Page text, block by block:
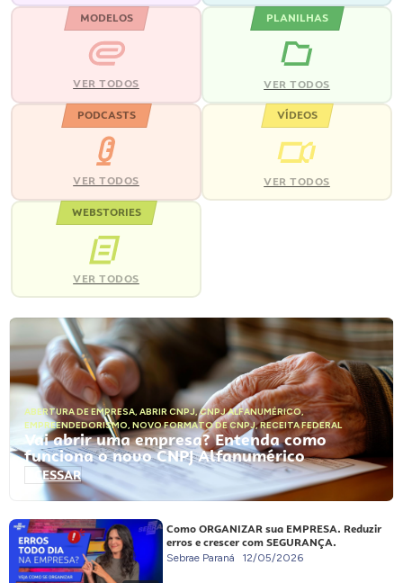
MODELOS
VER TODOS
PLANILHAS
VER TODOS
PODCASTS
VER TODOS
VÍDEOS
VER TODOS
WEBSTORIES
VER TODOS
ABERTURA DE EMPRESA, ABRIR CNPJ,CNPJ ALFANUMÉRICO,
EMPREENDEDORISMO, NOVO FORMATO DE CNPJ,RECEITA FEDERAL
Vai abrir uma empresa? Entenda como
funciona o novo CNPJ Alfanumérico
ACESSAR
Como ORGANIZAR sua EMPRESA. Reduzir
erros e crescer com SEGURANÇA.
Sebrae Paraná 12/05/2026